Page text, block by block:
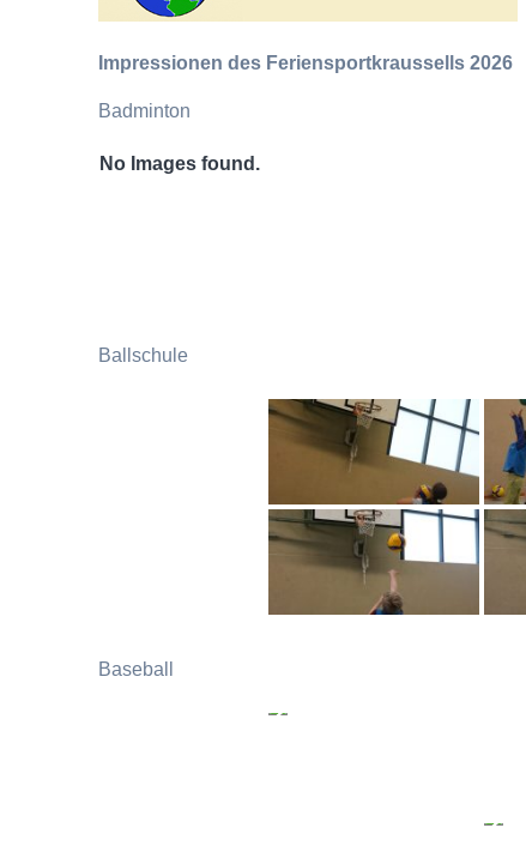
Impressionen des Feriensportkraussells 2026
Badminton
No Images found.
Ballschule
Baseball